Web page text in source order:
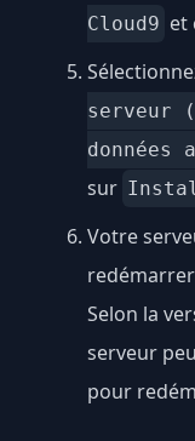
Cloud9 et
serveur
données
sur
Votre
redémarrer
Selon la
serveur
pour